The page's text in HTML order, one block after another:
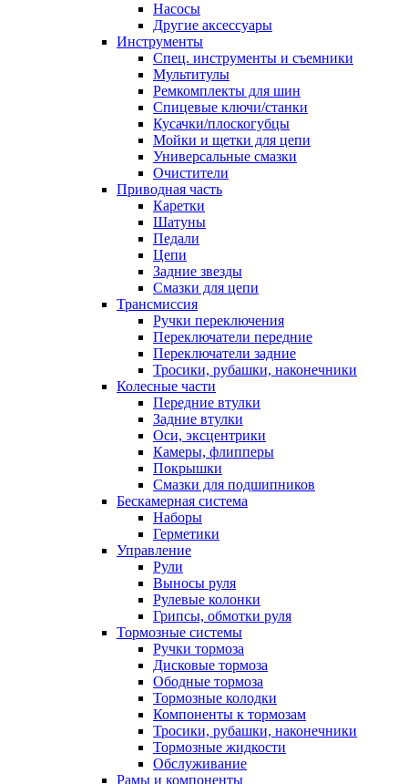
Насосы
Другие аксессуары
Инструменты
Спец. инструменты и съемники
Мультитулы
Ремкомплекты для шин
Спицевые ключи/станки
Кусачки/плоскогубцы
Мойки и щетки для цепи
Универсальные смазки
Очистители
Приводная часть
Каретки
Шатуны
Педали
Цепи
Задние звезды
Смазки для цепи
Трансмиссия
Ручки переключения
Переключатели передние
Переключатели задние
Тросики, рубашки, наконечники
Колесные части
Передние втулки
Задние втулки
Оси, эксцентрики
Камеры, флипперы
Покрышки
Смазки для подшипников
Бескамерная система
Наборы
Герметики
Управление
Рули
Выносы руля
Рулевые колонки
Грипсы, обмотки руля
Тормозные системы
Ручки тормоза
Дисковые тормоза
Ободные тормоза
Тормозные колодки
Компоненты к тормозам
Тросики, рубашки, наконечники
Тормозные жидкости
Обслуживание
Рамы и компоненты